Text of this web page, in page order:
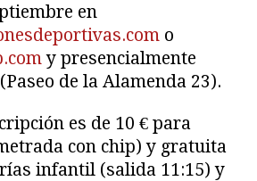
en
o
y presencialmente
de la Alamenda 23).
es de 10 € para
con chip) y gratuita
infantil (salida 11:15) y